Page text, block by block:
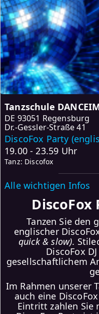
Tanzschule
DE 93051 Regensburg
Dr.-Gessler-Straße 41
DiscoFox Party
19.00 - 23.59 Uhr
Tanz: Discofox
Alle wichtigen Infos
DiscoFox
Tanzen Sie den
englischer
quick & slow).
DiscoFox
gesellschaftlichem
Im Rahmen unserer
auch eine
Eintritt zahlen Sie